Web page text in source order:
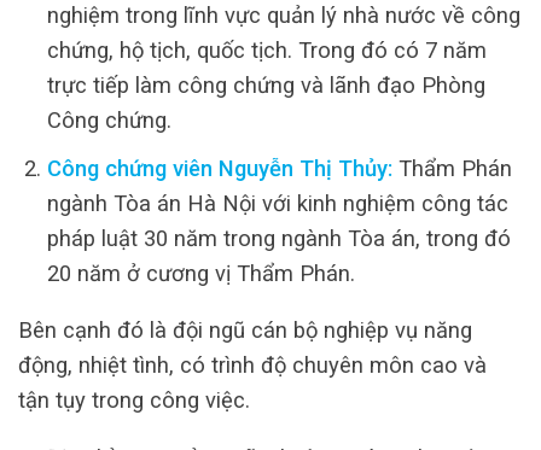
nghiệm trong lĩnh vực quản lý nhà nước về công
chứng, hộ tịch, quốc tịch. Trong đó có 7 năm
trực tiếp làm công chứng và lãnh đạo Phòng
Công chứng.
Công chứng viên Nguyễn Thị Thủy: Thẩm Phán
ngành Tòa án Hà Nội với kinh nghiệm công tác
pháp luật 30 năm trong ngành Tòa án, trong đó
20 năm ở cương vị Thẩm Phán.
Bên cạnh đó là đội ngũ cán bộ nghiệp vụ năng
động, nhiệt tình, có trình độ chuyên môn cao và
tận tụy trong công việc.